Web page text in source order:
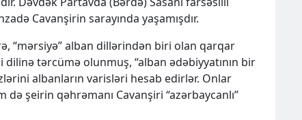
Cavanşirin sarayında yaşamışdır.
“mərsiyə” alban dillərindən biri olan qarqar
dilinə tərcümə olunmuş, “alban ədəbiyyatının bir
albanların varisləri hesab edirlər. Onlar
şeirin qəhrəmanı Cavanşiri “azərbaycanlı”